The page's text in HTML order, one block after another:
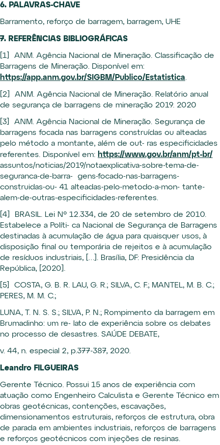
6. PALAVRAS-CHAVE
Barramento, reforço de barragem, barragem, UHE
7. REFERÊNCIAS BIBLIOGRÁFICAS
[1] ANM. Agência Nacional de Mineração. Classificação de
Barragens de Mineração. Disponível em:
https://app.anm.gov.br/SIGBM/Publico/Estatistica.
[2] ANM. Agência Nacional de Mineração. Relatório anual
de segurança de barragens de mineração 2019. 2020
[3] ANM. Agência Nacional de Mineração. Segurança de
barragens focada nas barragens construídas ou alteadas
pelo método a montante, além de out- ras especificidades
referentes. Disponível em: https://www.gov.br/anm/pt-br/
assuntos/noticias/2019/notaexplicativa-sobre-tema-de-
seguranca-de-barra- gens-focado-nas-barragens-
construidas-ou- 41 alteadas-pelo-metodo-a-mon- tante-
alem-de-outras-especificidades-referentes.
[4] BRASIL. Lei Nº 12.334, de 20 de setembro de 2010.
Estabelece a Políti- ca Nacional de Segurança de Barragens
destinadas à acumulação de água para quaisquer usos, à
disposição final ou temporária de rejeitos e à acumulação
de resíduos industriais, […]. Brasília, DF: Presidência da
República, [2020].
[5] COSTA, G. B. R. LAU, G. R.; SILVA, C. F.; MANTEL, M. B. C.;
PERES, M. M. C.;
LUNA, T. N. S. S.; SILVA, P. N.; Rompimento da barragem em
Brumadinho: um re- lato de experiência sobre os debates
no processo de desastres. SAÚDE DEBATE,
v. 44, n. especial 2, p.377-387, 2020.
Leandro FILGUEIRAS
Gerente Técnico. Possui 15 anos de experiência com
atuação como Engenheiro Calculista e Gerente Técnico em
obras geotécnicas, contenções, escavações,
dimensionamentos estruturais, reforços de estrutura, obra
de parada em ambientes industriais, reforços de barragens
e reforços geotécnicos com injeções de resinas.